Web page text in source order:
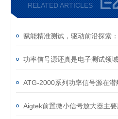
RELATED ARTICLES